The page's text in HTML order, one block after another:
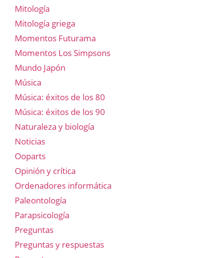
Mitología
Mitología griega
Momentos Futurama
Momentos Los Simpsons
Mundo Japón
Música
Música: éxitos de los 80
Música: éxitos de los 90
Naturaleza y biología
Noticias
Ooparts
Opinión y crítica
Ordenadores informática
Paleontología
Parapsicología
Preguntas
Preguntas y respuestas